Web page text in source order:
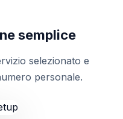
semplice
selezionato e
personale.